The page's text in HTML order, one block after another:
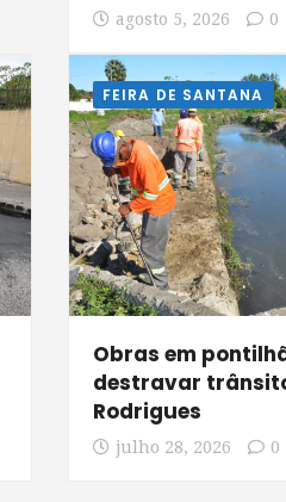
agosto 5, 2026 0
FEIRA DE SANTANA
Obras em
destravar
Rodrigues
julho 28, 2026 0